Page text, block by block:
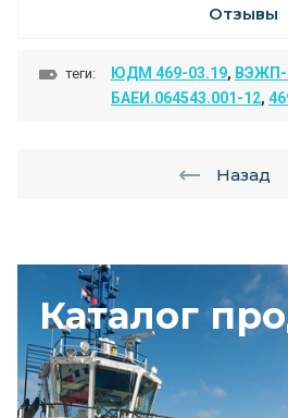
Каталог
Отзывы
теги: ЮДМ 469-03.19, ВЭЖП-
БАЕИ.064543.001-12,
Назад